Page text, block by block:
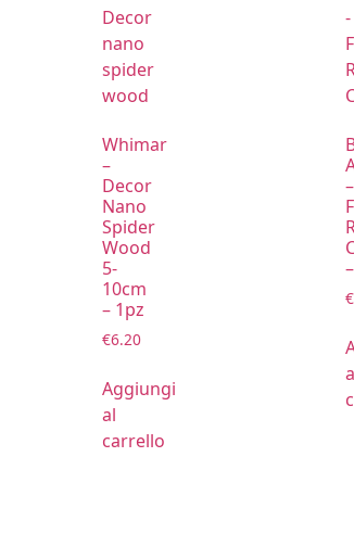
Whimar
–
Decor
Nano
Spider
Wood
5-
10cm
– 1pz
€6.20
Aggiungi
al
carrello
–
€